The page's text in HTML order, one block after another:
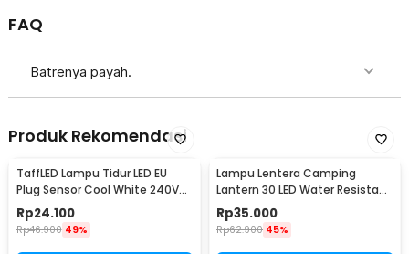
FAQ
Batrenya payah.
Produk Rekomendasi
TaffLED Lampu Tidur LED EU
Plug Sensor Cool White 240V
0.5W - LXX3148
Rp24.100
Rp46.900 49%
Lampu Lentera Camping
Lantern 30 LED Water Resistant
- GY18
Rp35.000
Rp62.900 45%